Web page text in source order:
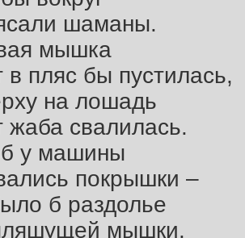
шаманы.
мышка
в пляс бы пустилась,
на лошадь
жаба свалилась.
у машины
покрышки –
б раздолье
мышки.